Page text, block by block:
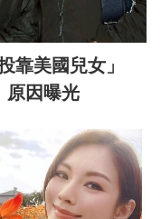
靠美國兒女」
原因曝光